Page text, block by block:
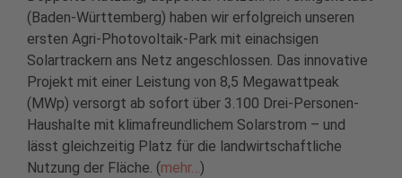
(Baden-Württemberg) haben wir erfolgreich unseren
ersten Agri-Photovoltaik-Park mit einachsigen
Solartrackern ans Netz angeschlossen. Das innovative
Projekt mit einer Leistung von 8,5 Megawattpeak
(MWp) versorgt ab sofort über 3.100 Drei-Personen-
Haushalte mit klimafreundlichem Solarstrom – und
lässt gleichzeitig Platz für die landwirtschaftliche
Nutzung der Fläche. (mehr…)